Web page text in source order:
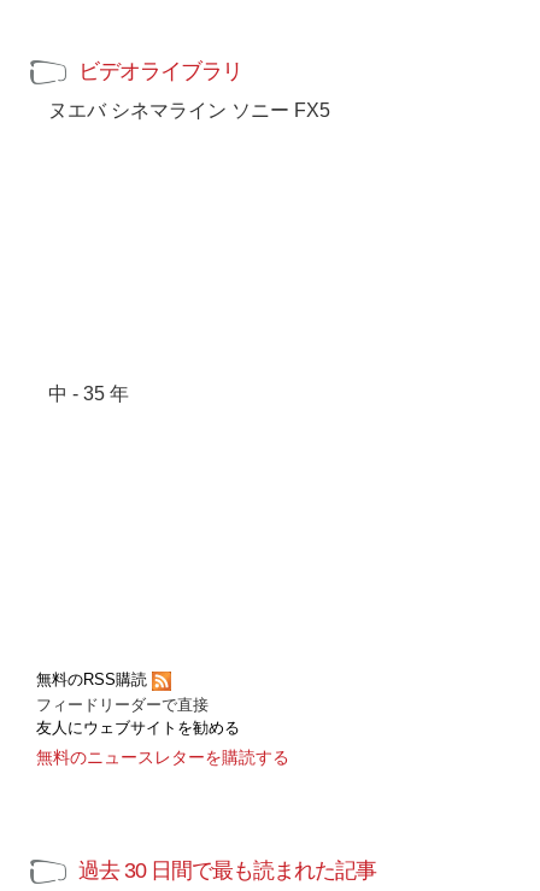
ビデオライブラリ
ヌエバ シネマライン ソニー FX5
中 - 35 年
無料のRSS購読
フィードリーダーで直接
友人にウェブサイトを勧める
無料のニュースレターを購読する
過去 30 日間で最も読まれた記事